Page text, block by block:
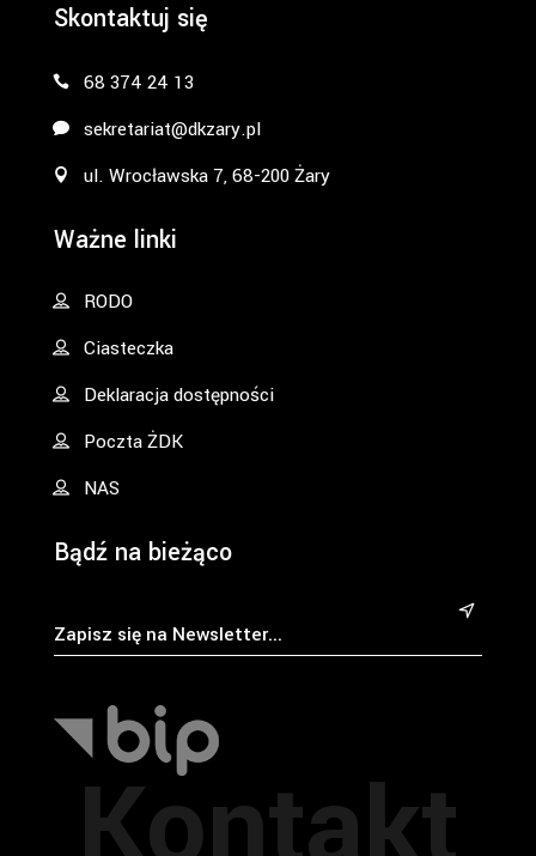
Skontaktuj się
68 374 24 13
sekretariat@dkzary.pl
ul. Wrocławska 7, 68-200 Żary
Ważne linki
RODO
Ciasteczka
Deklaracja dostępności
Poczta ŻDK
NAS
Bądź na bieżąco
&